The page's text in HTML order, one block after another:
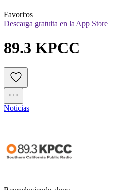
Favoritos
Descarga gratuita en la App Store
89.3 KPCC
Noticias